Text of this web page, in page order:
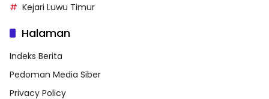
Kejari Luwu Timur
Halaman
Indeks Berita
Pedoman Media Siber
Privacy Policy